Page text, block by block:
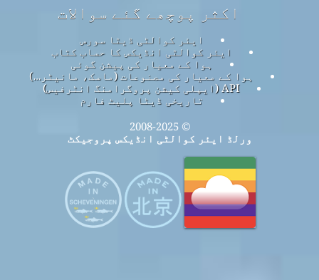
اکثر پوچھے گئے سوالات
ایئر کوالٹی ڈیٹا سورس
ایئر کوالٹی انڈیکس کا حساب کتاب
ہوا کے معیار کی پیشن گوئی
ہوا کے معیار کی مصنوعات (ماسک، مانیٹر…)
API (ایپلی کیشن پروگرامنگ انٹرفیس)
تاریخی ڈیٹا پلیٹ فارم
© 2008-2025
ورلڈ ایئر کوالٹی انڈیکس پروجیکٹ